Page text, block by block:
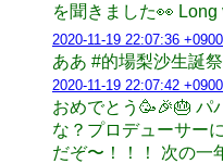
を聞きました👀
2020-11-19 22:07:36 +0900
ああ #的場梨沙生誕
2020-11-19 22:07:42 +0900
おめでとう🥳🎉🎂 パ
な？プロデューサー
だぞ〜！！！ 次の一